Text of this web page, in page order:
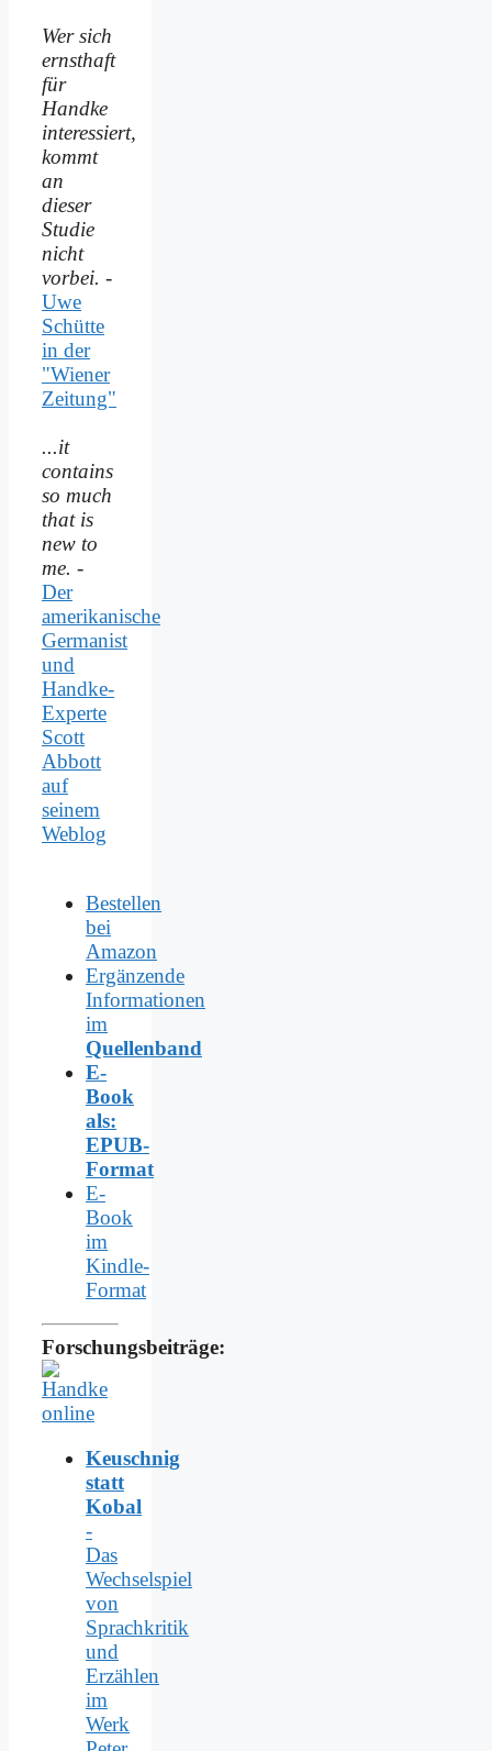
Wer sich
ernsthaft
für
Handke
interessiert,
kommt
an
dieser
Studie
nicht
vorbei. -
Uwe
Schütte
in der
"Wiener
Zeitung"
...it
contains
so much
that is
new to
me. -
Der
amerikanische
Germanist
und
Handke-
Experte
Scott
Abbott
auf
seinem
Weblog
Bestellen
bei
Amazon
Ergänzende
Informationen
im
Quellenband
E-
Book
als:
EPUB-
Format
E-
Book
im
Kindle-
Format
Forschungsbeiträge:
Keuschnig
statt
Kobal
-
Das
Wechselspiel
von
Sprachkritik
und
Erzählen
im
Werk